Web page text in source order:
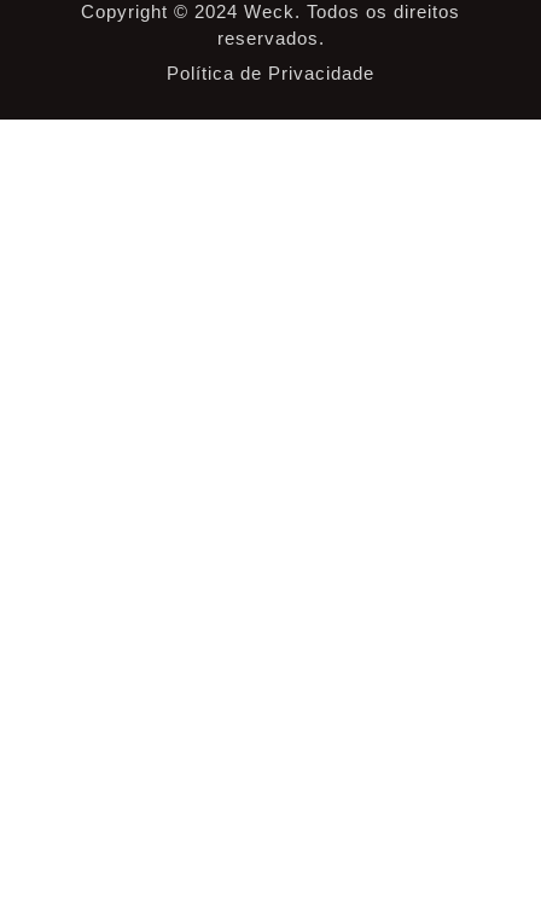
Copyright © 2024 Weck. Todos os direitos
reservados.
Política de Privacidade